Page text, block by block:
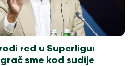
red u Superligu:
sme kod sudije